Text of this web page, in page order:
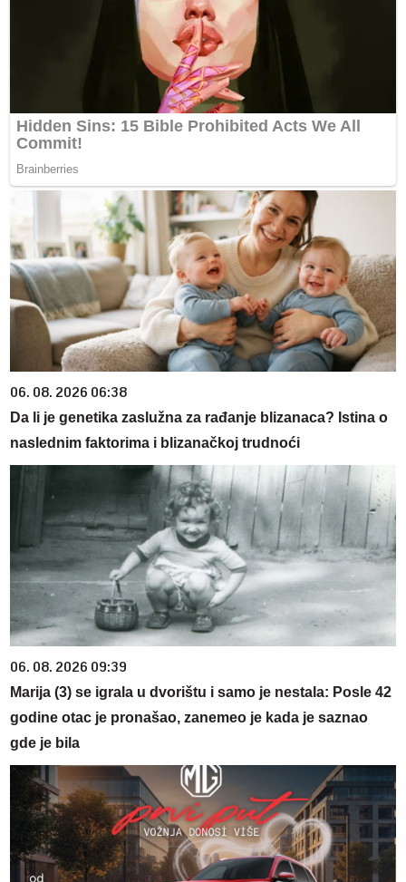
06. 08. 2026 06:38
Da li je genetika zaslužna za rađanje blizanaca? Istina o
naslednim faktorima i blizanačkoj trudnoći
06. 08. 2026 09:39
Marija (3) se igrala u dvorištu i samo je nestala: Posle 42
godine otac je pronašao, zanemeo je kada je saznao
gde je bila